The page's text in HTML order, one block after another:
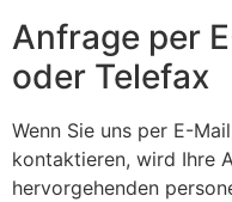
Anfrage per
oder Telefax
Wenn Sie uns per E-
kontaktieren, wird Ihre
hervorgehenden